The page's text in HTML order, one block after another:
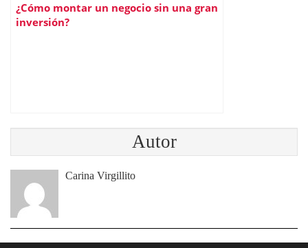
¿Cómo montar un negocio sin una gran
inversión?
Autor
Carina Virgillito